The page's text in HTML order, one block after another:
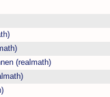
(realmath)